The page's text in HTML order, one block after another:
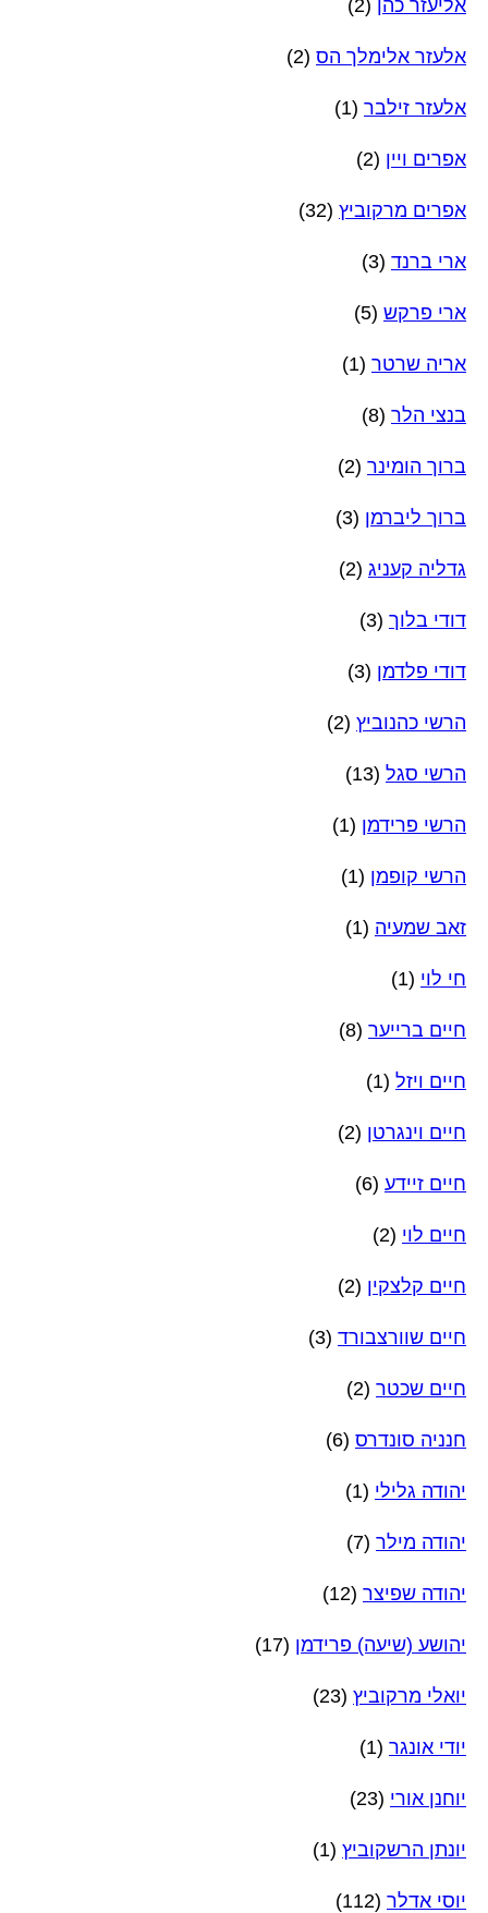
אליעזר כהן (2)
אלעזר אלימלך הס (2)
אלעזר זילבר (1)
אפרים ויין (2)
אפרים מרקוביץ (32)
ארי ברנד (3)
ארי פרקש (5)
אריה שרטר (1)
בנצי הלר (8)
ברוך הומינר (2)
ברוך ליברמן (3)
גדליה קעניג (2)
דודי בלוך (3)
דודי פלדמן (3)
הרשי כהנוביץ (2)
הרשי סגל (13)
הרשי פרידמן (1)
הרשי קופמן (1)
זאב שמעיה (1)
חי לוי (1)
חיים ברייער (8)
חיים ויזל (1)
חיים וינגרטן (2)
חיים זיידע (6)
חיים לוי (2)
חיים קלצקין (2)
חיים שוורצבורד (3)
חיים שכטר (2)
חנניה סונדרס (6)
יהודה גלילי (1)
יהודה מילר (7)
יהודה שפיצר (12)
יהושע (שיעה) פרידמן (17)
יואלי מרקוביץ (23)
יודי אונגר (1)
יוחנן אורי (23)
יונתן הרשקוביץ (1)
יוסי אדלר (112)